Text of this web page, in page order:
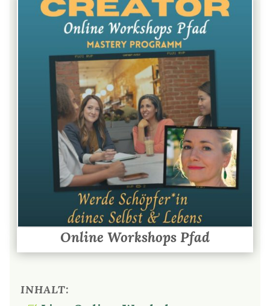
Online Workshops Pfad
INHALT: